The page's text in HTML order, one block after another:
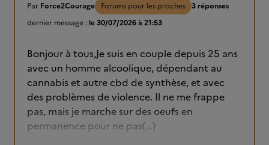
Par Force2Courage Forums pour les proches 3 réponses
dernier message : le 30/07/2026 à 21:53
Bonjour à tous,Je suis en couple depuis 25 ans
avec un homme alcoolique, dépendant au
cannabis et autre cbd de synthèse, et avec
des problèmes de violence. Il ne me frappe
pas, mais je marche sur des oeufs en
permanence pour ne pas(...)